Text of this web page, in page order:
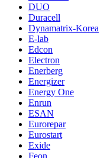
DUO
Duracell
Dynamatrix-Korea
E-lab
Edcon
Electron
Enerberg
Energizer
Energy One
Enrun
ESAN
Eurorepar
Eurostart
Exide